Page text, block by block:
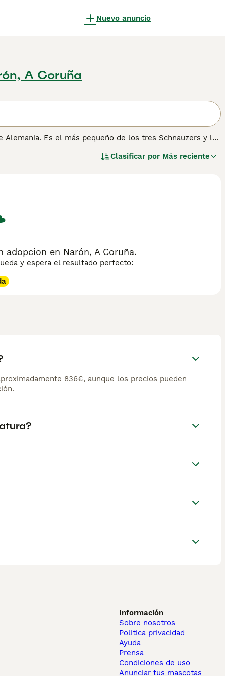
Nuevo anuncio
A Coruña
Es el más pequeño de los tres Schnauzers y la
y naturaleza amistosa y leal. El Schnauzer
Clasificar por Más reciente
en Narón, A Coruña.
y espera el resultado perfecto:
836€, aunque los precios pueden
Información
Sobre nosotros
Politica privacidad
Ayuda
Prensa
Condiciones de uso
Anunciar tus mascotas